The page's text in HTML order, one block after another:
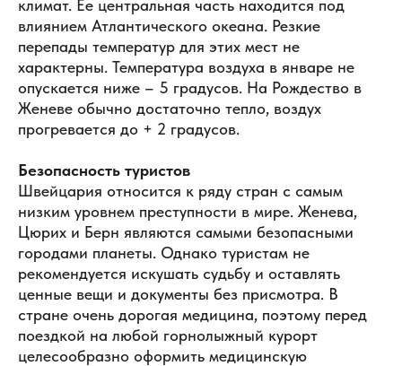
климат. Ее центральная часть находится под
влиянием Атлантического океана. Резкие
перепады температур для этих мест не
характерны. Температура воздуха в январе не
опускается ниже – 5 градусов. На Рождество в
Женеве обычно достаточно тепло, воздух
прогревается до + 2 градусов.
Безопасность туристов
Швейцария относится к ряду стран с самым
низким уровнем преступности в мире. Женева,
Цюрих и Берн являются самыми безопасными
городами планеты. Однако туристам не
рекомендуется искушать судьбу и оставлять
ценные вещи и документы без присмотра. В
стране очень дорогая медицина, поэтому перед
поездкой на любой горнолыжный курорт
целесообразно оформить медицинскую